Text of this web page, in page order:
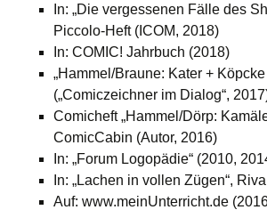
In: „Die vergessenen Fälle des
Piccolo-Heft (ICOM, 2018)
In: COMIC! Jahrbuch (2018)
„Hammel/Braune: Kater +
(„Comiczeichner im Dialog“,
Comicheft „Hammel/Dörp:
ComicCabin (Autor, 2016)
In: „Forum Logopädie“ (2010,
In: „Lachen in vollen Zügen“,
Auf: www.meinUnterricht.de